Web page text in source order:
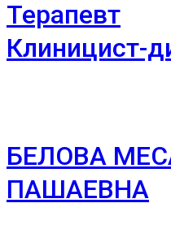
Терапевт
Клиницист-
БЕЛОВА
ПАШАЕВНА